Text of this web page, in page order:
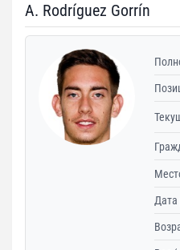
A. Rodríguez Gorrín